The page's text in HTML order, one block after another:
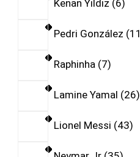
Kenan Yıldız 6
Pedri González 11
Raphinha 7
Lamine Yamal 26
Lionel Messi 43